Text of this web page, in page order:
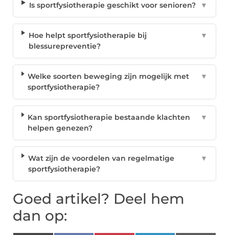
Is sportfysiotherapie geschikt voor senioren? ▼
Hoe helpt sportfysiotherapie bij
blessurepreventie?
▼
Welke soorten beweging zijn mogelijk met
sportfysiotherapie?
▼
Kan sportfysiotherapie bestaande klachten
helpen genezen?
▼
Wat zijn de voordelen van regelmatige
sportfysiotherapie?
▼
Goed artikel? Deel hem
dan op: